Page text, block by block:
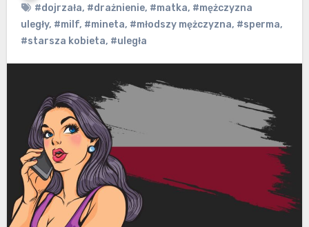
#dojrzała, #drażnienie, #matka, #mężczyzna
uległy, #milf, #mineta, #młodszy mężczyzna, #sperma,
#starsza kobieta, #uległa